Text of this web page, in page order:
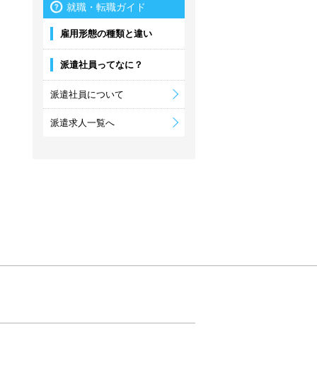
就職・転職ガイド
雇用形態の種類と違い
派遣社員ってなに？
派遣社員について
派遣求人一覧へ